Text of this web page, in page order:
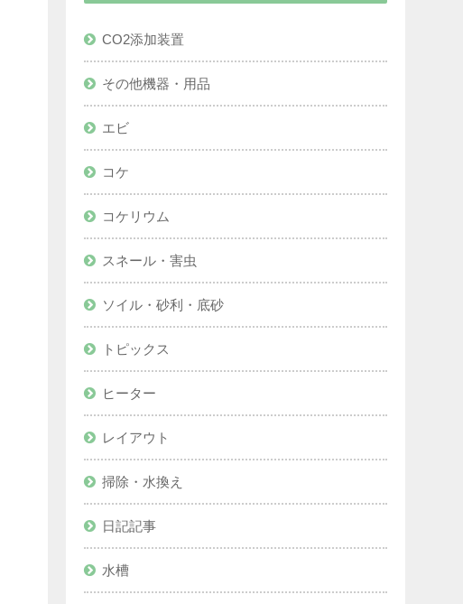
CO2添加装置
その他機器・用品
エビ
コケ
コケリウム
スネール・害虫
ソイル・砂利・底砂
トピックス
ヒーター
レイアウト
掃除・水換え
日記記事
水槽